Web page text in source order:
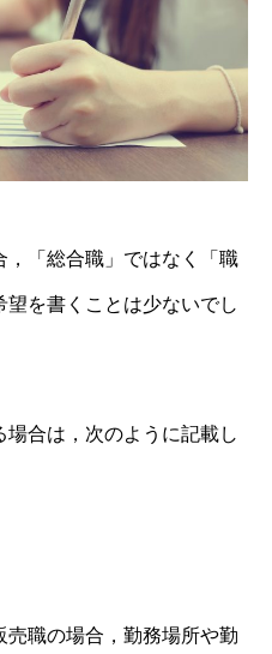
，「総合職」ではなく「職
を書くことは少ないでし
合は，次のように記載し
職の場合，勤務場所や勤